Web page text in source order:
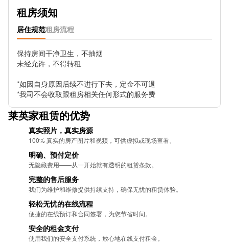
Underground-Moorgate
Underground-Barbican
Underground-Moorgate
Underground-Liverpool Street
Underground-Liverpool Street
Underground-Farringdon
Underground-St Pauls
Underground-St Pauls
Underground-Chancery Lane
Underground-Cannon Street
Underground-Mansion House
租房须知
居住规范租房流程
保持房间干净卫生，不抽烟
未经允许，不得转租
*如因自身原因后续不进行下去，定金不可退
*我司不会收取跟租房相关任何形式的服务费
莱英家租赁的优势
真实照片，真实房源
100% 真实的房产图片和视频，可供虚拟或现场查看。
明确、预付定价
无隐藏费用——从一开始就有透明的租赁条款。
完整的售后服务
我们为维护和维修提供持续支持，确保无忧的租​​赁体验。
轻松无忧的在线流程
便捷的在线预订和合同签署，为您节省时间。
安全的租金支付
使用我们的安全支付系统，放心地在线支付租金。